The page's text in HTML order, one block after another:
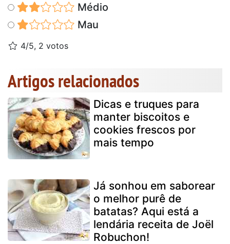
Médio
Mau
4/5, 2 votos
Artigos relacionados
Dicas e truques para
manter biscoitos e
cookies frescos por
mais tempo
Já sonhou em saborear
o melhor purê de
batatas? Aqui está a
lendária receita de Joël
Robuchon!